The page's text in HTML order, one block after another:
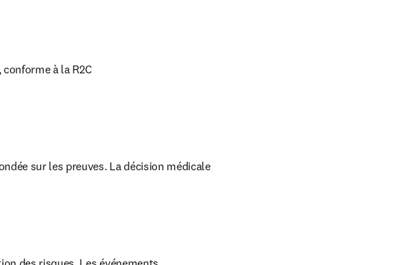
opens in new tab/window
, conforme à la R2C
sur les preuves. La décision médicale